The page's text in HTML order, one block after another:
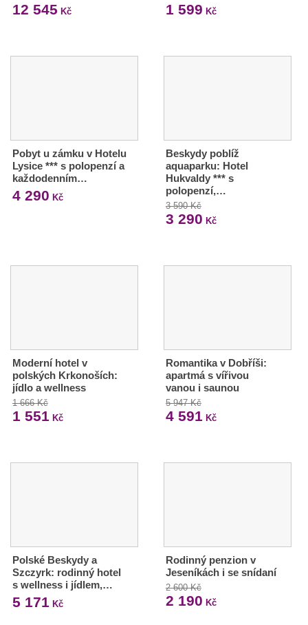
12 545 Kč 1 599 Kč
Pobyt u zámku v Hotelu
Lysice *** s polopenzí a
každodenním…
4 290 Kč
Beskydy poblíž
aquaparku: Hotel
Hukvaldy *** s
polopenzí,…
3 590 Kč
3 290 Kč
Moderní hotel v
polských Krkonoších:
jídlo a wellness
1 666 Kč
1 551 Kč
Romantika v Dobříši:
apartmá s vířivou
vanou i saunou
5 947 Kč
4 591 Kč
Polské Beskydy a
Szczyrk: rodinný hotel
s wellness i jídlem,…
5 171 Kč
Rodinný penzion v
Jeseníkách i se snídaní
2 600 Kč
2 190 Kč